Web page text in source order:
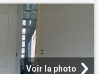
Voir la photo